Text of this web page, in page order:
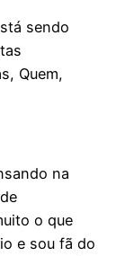
sendo
Quem,
na
o que
e sou fã do